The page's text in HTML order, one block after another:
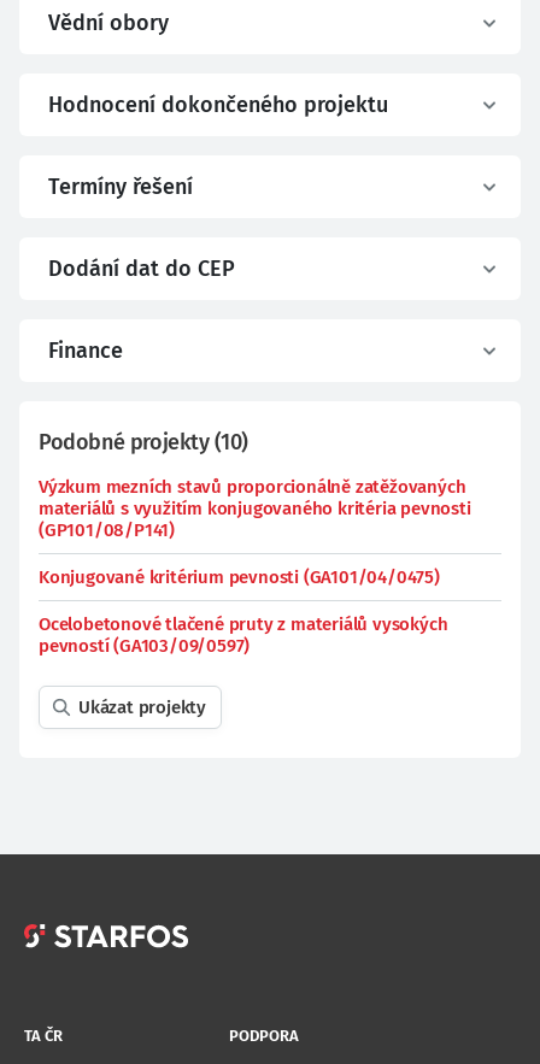
Vědní obory
Hodnocení dokončeného projektu
Termíny řešení
Dodání dat do CEP
Finance
Podobné projekty(10)
Výzkum mezních stavů proporcionálně zatěžovaných
materiálů s využitím konjugovaného kritéria pevnosti
(GP101/08/P141)
Konjugované kritérium pevnosti (GA101/04/0475)
Ocelobetonové tlačené pruty z materiálů vysokých
pevností (GA103/09/0597)
Ukázat projekty
TA ČR PODPORA